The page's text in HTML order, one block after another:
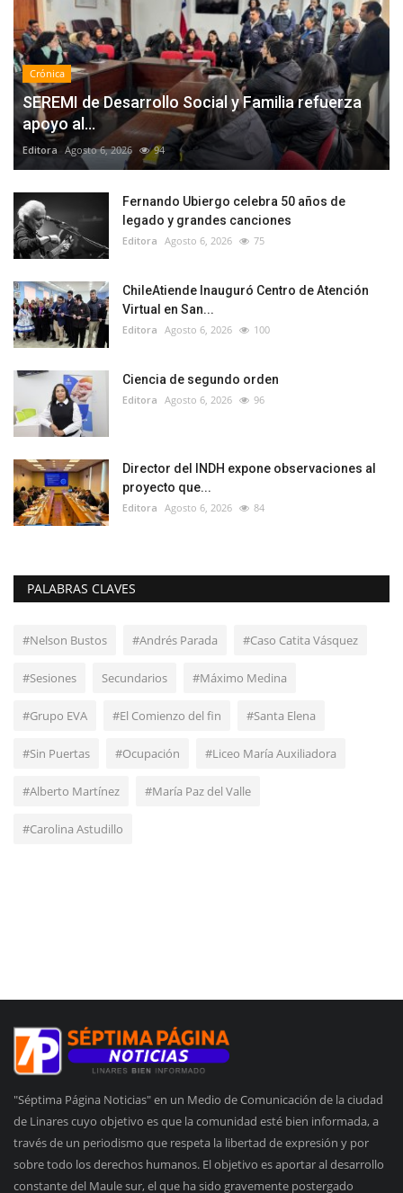
Crónica
SEREMI de Desarrollo Social y Familia refuerza
apoyo al...
Editora Agosto 6, 2026 94
Fernando Ubiergo celebra 50 años de
legado y grandes canciones
Editora Agosto 6, 2026 75
ChileAtiende Inauguró Centro de Atención
Virtual en San...
Editora Agosto 6, 2026 100
Ciencia de segundo orden
Editora Agosto 6, 2026 96
Director del INDH expone observaciones al
proyecto que...
Editora Agosto 6, 2026 84
PALABRAS CLAVES
#Nelson Bustos #Andrés Parada #Caso Catita Vásquez
#Sesiones Secundarios #Máximo Medina
#Grupo EVA #El Comienzo del fin #Santa Elena
#Sin Puertas #Ocupación #Liceo María Auxiliadora
#Alberto Martínez #María Paz del Valle
#Carolina Astudillo
"Séptima Página Noticias" en un Medio de Comunicación de la ciudad
de Linares cuyo objetivo es que la comunidad esté bien informada, a
través de un periodismo que respeta la libertad de expresión y por
sobre todo los derechos humanos. El objetivo es aportar al desarrollo
constante del Maule sur, el que ha sido gravemente postergado